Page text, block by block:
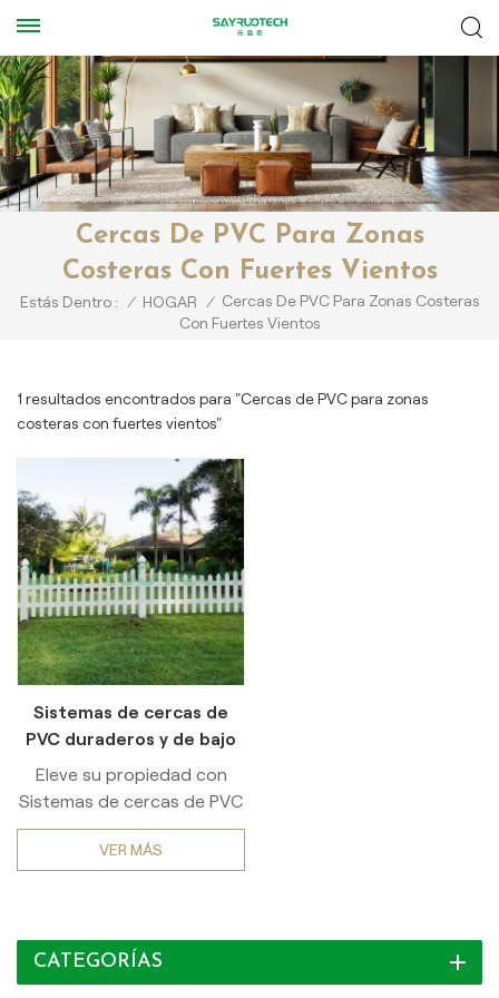
Cercas De PVC Para Zonas
Costeras Con Fuertes Vientos
Estás Dentro : / HOGAR / Cercas De PVC Para Zonas Costeras
Con Fuertes Vientos
1 resultados encontrados para "Cercas de PVC para zonas
costeras con fuertes vientos"
Sistemas de cercas de
PVC duraderos y de bajo
mantenimiento
Eleve su propiedad con
Sistemas de cercas de PVC
duraderos y de bajo
mantenimiento La
con PVC virgen de alta
densidad e inhibidores de
VER MÁS
CATEGORÍAS